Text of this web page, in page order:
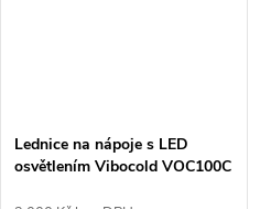
Lednice na nápoje s LED
osvětlením Vibocold VOC100C